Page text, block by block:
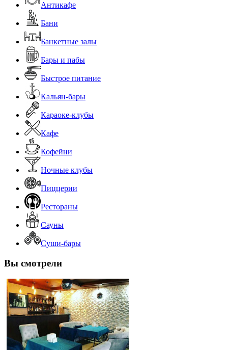
Антикафе
Бани
Банкетные залы
Бары и пабы
Быстрое питание
Кальян-бары
Караоке-клубы
Кафе
Кофейни
Ночные клубы
Пиццерии
Рестораны
Сауны
Суши-бары
Вы смотрели